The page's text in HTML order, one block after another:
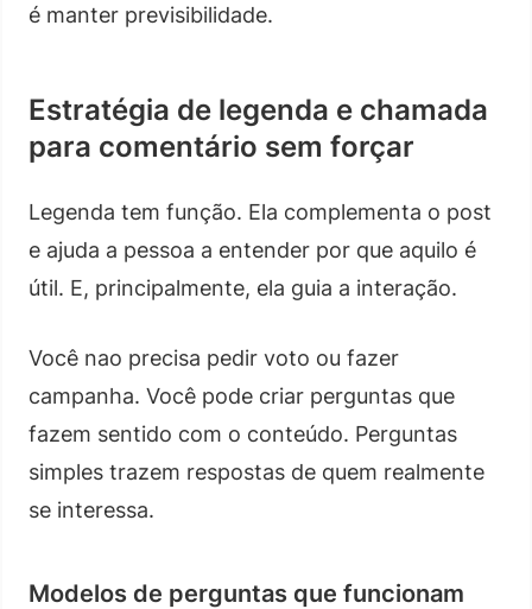
é manter previsibilidade.
Estratégia de legenda e chamada
para comentário sem forçar
Legenda tem função. Ela complementa o post
e ajuda a pessoa a entender por que aquilo é
útil. E, principalmente, ela guia a interação.
Você nao precisa pedir voto ou fazer
campanha. Você pode criar perguntas que
fazem sentido com o conteúdo. Perguntas
simples trazem respostas de quem realmente
se interessa.
Modelos de perguntas que funcionam